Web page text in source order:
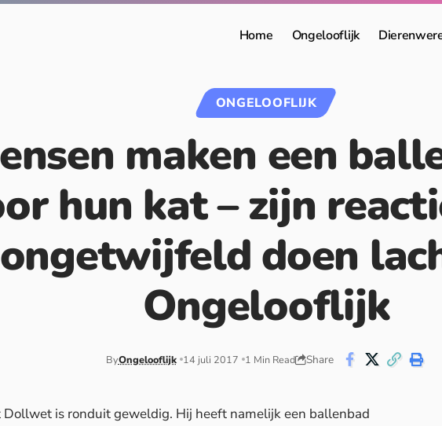
Home Ongelooflijk
ONGELOOFLIJK
maken een
hun kat – zijn
ongetwijfeld doen
Ongelooflijk
ByOngelooflijk 14 juli 2017 1 Min Read Share
Dollwet is ronduit geweldig. Hij heeft namelijk een ballenbad